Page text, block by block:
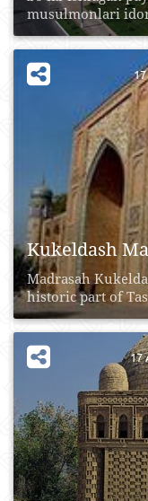
musulmonlari
Kukeldash
Madrasah
historic part of
17